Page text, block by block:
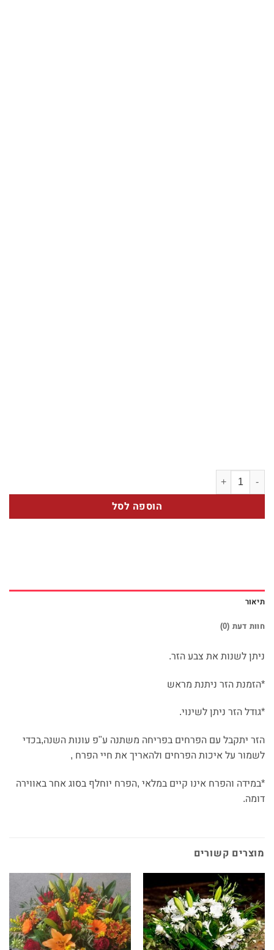
כמות של אלגנטי בשילוב סחלבים
הוספה לסל
תיאור
חוות דעת (0)
ניתן לשנות את צבע הזר.
*הזמנת הזר ניתנת מראש
*גודל הזר ניתן לשינוי.
הזר יתקבל עם הפרחים בפריחה משתנה ע"פ עונות השנה,בכדי
לשמור על איכות הפרחים ולהאריך את חיי הפרח ,
*במידה והפרח אינו קיים במלאי ,הפרח יוחלף בסוג אחר באווירה
דומה.
מוצרים קשורים